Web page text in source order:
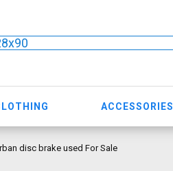
ACCESSORIES
disc brake used For Sale